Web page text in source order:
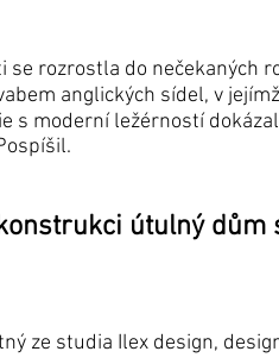
rozrostla do nečekaných
anglických sídel, v
s moderní ležérností
útulný dům
ze studia Ilex design,